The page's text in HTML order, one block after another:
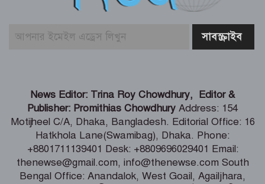
লালবাগ কেল্লা পরিদর্শন করলেন মার্কিন নৌ
কমান্ডার
চাইলেন ফিফা সভাপতি
দেশের সব নাগরিকের মানসম্মত স্বাস্থ্যসেবা
নিশ্চিতে কাজ করছে সরকার : স্বাস্থ্য প্রতিমন্ত্রী
News Editor: Trina Roy Chowdhury, Editor &
Publisher: Promithias Chowdhury Address: 154
Motijheel C/A, Dhaka, Bangladesh. Editorial Office: 16
Hatkhola Lane(Swamibag), Dhaka. Phone:
+8801711139401 Desk: +8809696029401 Email:
thenewse@gmail.com, info@thenewse.com South
Bengal Office: Anandalok, West Goail, Agailjhara,